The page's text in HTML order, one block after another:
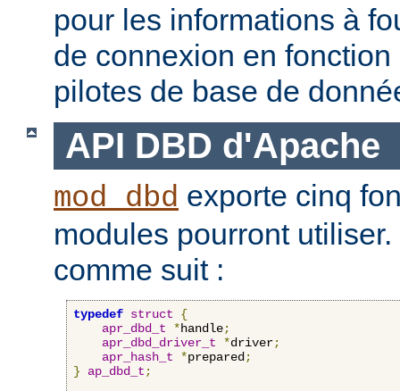
pour les informations à
de connexion en
pilotes de base de
API DBD d'Apache
mod_dbd exporte cinq
modules pourront
comme suit :
typedef struct
{
apr_dbd_t
*handle;
apr_dbd_driver_t
*driver;
apr_hash_t
*prepared ;
}
ap_dbd_t ;